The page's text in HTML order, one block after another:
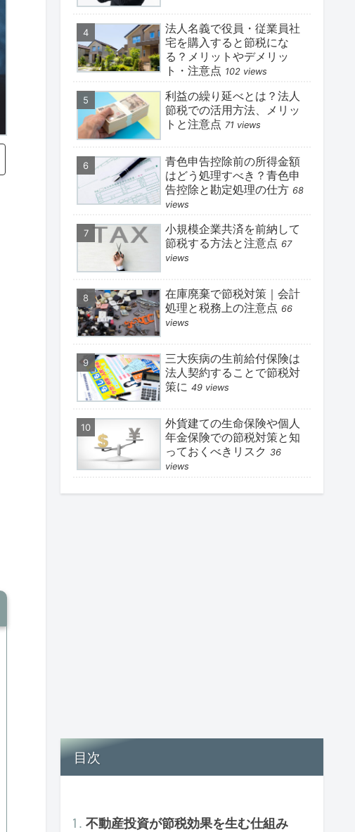
法人名義で役員・従業員社
宅を購入すると節税にな
る？メリットやデメリッ
ト・注意点 102 views
利益の繰り延べとは？法人
節税での活用方法、メリッ
トと注意点 71 views
青色申告控除前の所得金額
はどう処理すべき？青色申
告控除と勘定処理の仕方 68
views
小規模企業共済を前納して
節税する方法と注意点 67
views
在庫廃棄で節税対策｜会計
処理と税務上の注意点 66
views
三大疾病の生前給付保険は
法人契約することで節税対
策に 49 views
外貨建ての生命保険や個人
年金保険での節税対策と知
っておくべきリスク 36
views
目次
不動産投資が節税効果を生む仕組み